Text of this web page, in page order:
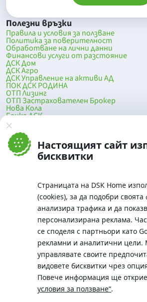
Настоящият сайт
бисквитки
Страницата на DSK Home
(cookies), за да подобри
анализира трафика и да
персонализирана реклама.
се споделя с партньори като
рекламни и аналитични цели.
управлявате своите
видовете бисквитки чрез
Повече информация ще
условия за ползване“.
Полезни връзки
Правила и условия за ползване
Политика за поверителност
Обработване на лични данни
Финансови услуги от разстояние
ДСК Дом
ДСК Агро
ДСК Управление на активи АД
ПОК ДСК РОДИНА
ОТП Лизинг
ОТП Застрахователен Брокер
Нова Кола
Банка ДСК
DSK Mobile
Оферти за продажба от Банка ДСК
Клонова мрежа и банкомати
До началото на страницата
Телефон:
0700 10 375 / *2375
Московска No.19 / ул. Г. Бенковски No. 5,
SWIFT/BIC: